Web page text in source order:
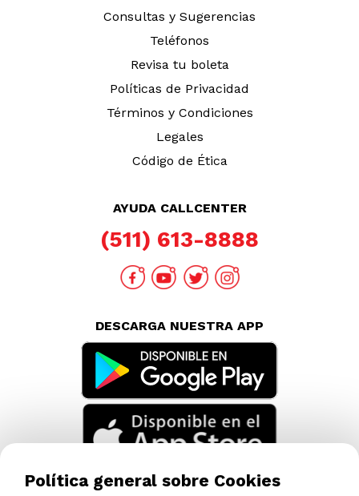
Consultas y Sugerencias
Teléfonos
Revisa tu boleta
Políticas de Privacidad
Términos y Condiciones
Legales
Código de Ética
AYUDA CALLCENTER
(511) 613-8888
DESCARGA NUESTRA APP
Política general sobre Cookies